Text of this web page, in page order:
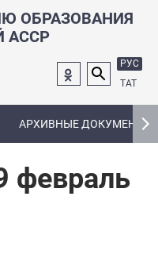
ОБРАЗОВАНИЯ
АССР
РУС
ТАТ
АРХИВНЫЕ ДОКУМЕНТЫ
февраль